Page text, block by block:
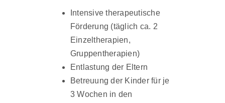
Intensive therapeutische
Förderung (täglich ca. 2
Einzeltherapien,
Gruppentherapien)
Entlastung der Eltern
Betreuung der Kinder für je
3 Wochen in den